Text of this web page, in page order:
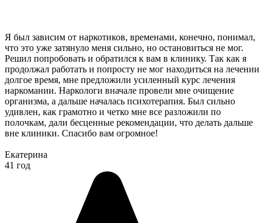
Я был зависим от наркотиков, временами, конечно, понимал,
что это уже затянуло меня сильно, но остановиться не мог.
Решил попробовать и обратился к вам в клинику. Так как я
продолжал работать и попросту не мог находиться на лечении
долгое время, мне предложили усиленный курс лечения
наркомании. Наркологи вначале провели мне очищение
организма, а дальше началась психотерапия. Был сильно
удивлен, как грамотно и четко мне все разложили по
полочкам, дали бесценные рекомендации, что делать дальше
вне клиники. Спасибо вам огромное!
Екатерина
41 год